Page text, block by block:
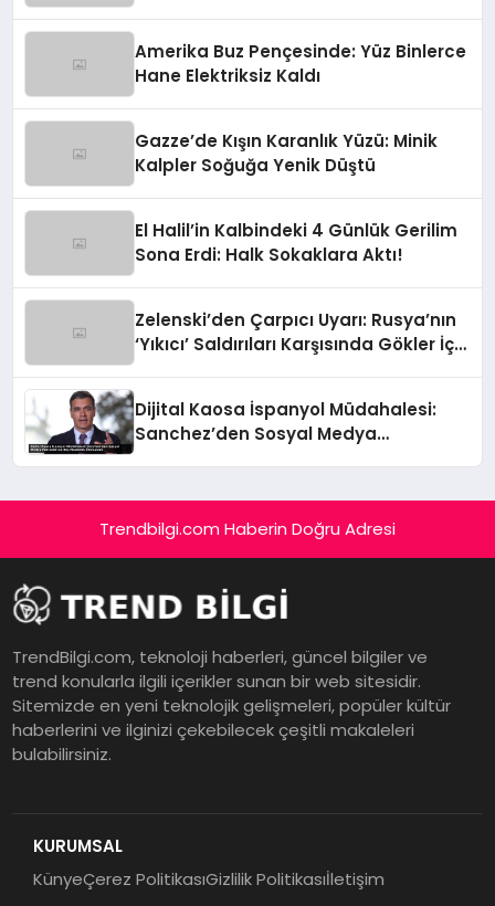
Amerika Buz Pençesinde: Yüz Binlerce
Hane Elektriksiz Kaldı
Gazze’de Kışın Karanlık Yüzü: Minik
Kalpler Soğuğa Yenik Düştü
El Halil’in Kalbindeki 4 Günlük Gerilim
Sona Erdi: Halk Sokaklara Aktı!
Zelenski’den Çarpıcı Uyarı: Rusya’nın
‘Yıkıcı’ Saldırıları Karşısında Gökler İçin
Dijital Kaosa İspanyol Müdahalesi:
Sanchez’den Sosyal Medya
Trendbilgi.com Haberin Doğru Adresi
TrendBilgi.com, teknoloji haberleri, güncel bilgiler ve
trend konularla ilgili içerikler sunan bir web sitesidir.
Sitemizde en yeni teknolojik gelişmeleri, popüler kültür
haberlerini ve ilginizi çekebilecek çeşitli makaleleri
bulabilirsiniz.
KURUMSAL
KünyeÇerez PolitikasıGizlilik Politikasıİletişim